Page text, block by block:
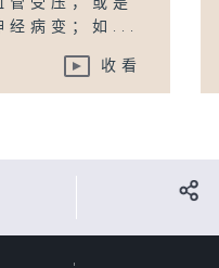
经病变；如...
收看